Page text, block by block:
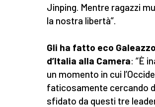
Jinping. Mentre ragazzi
la nostra libertà”.
Gli ha fatto eco
d’Italia alla Camera: “È
un momento in cui
faticosamente cercando
sfidato da questi tre